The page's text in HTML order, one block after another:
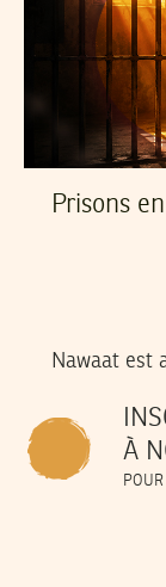
Prisons
Nawaat est
À
POUR